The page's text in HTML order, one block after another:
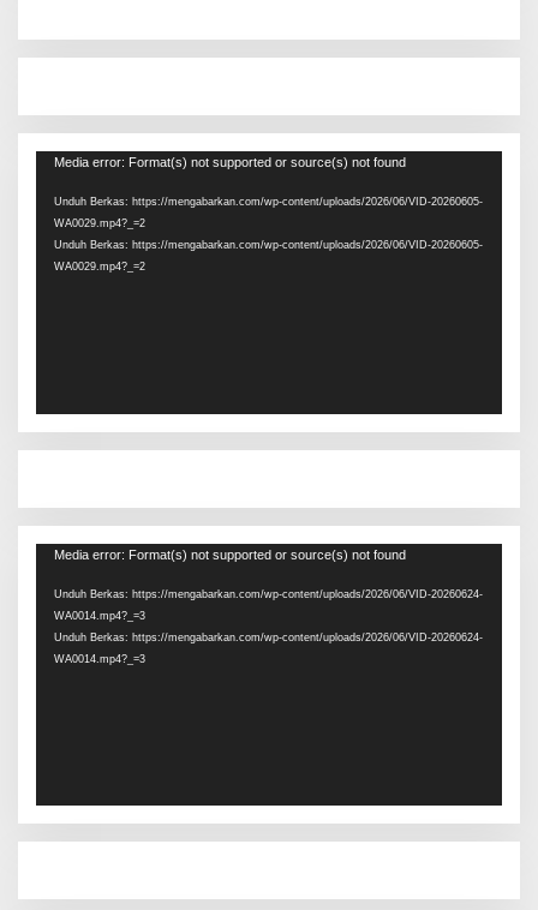
Pemutar
Media error: Format(s) not supported or source(s) not found
Unduh Berkas: https://mengabarkan.com/wp-content/uploads/2026/06/VID-20260605-
WA0029.mp4?_=2
Unduh Berkas: https://mengabarkan.com/wp-content/uploads/2026/06/VID-20260605-
WA0029.mp4?_=2
Pemutar
Media error: Format(s) not supported or source(s) not found
Unduh Berkas: https://mengabarkan.com/wp-content/uploads/2026/06/VID-20260624-
WA0014.mp4?_=3
Unduh Berkas: https://mengabarkan.com/wp-content/uploads/2026/06/VID-20260624-
WA0014.mp4?_=3